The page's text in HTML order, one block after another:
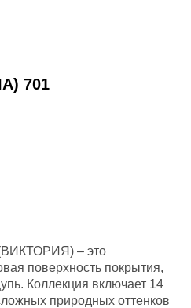
701
– это
поверхность покрытия,
Коллекция включает 14
природных оттенков